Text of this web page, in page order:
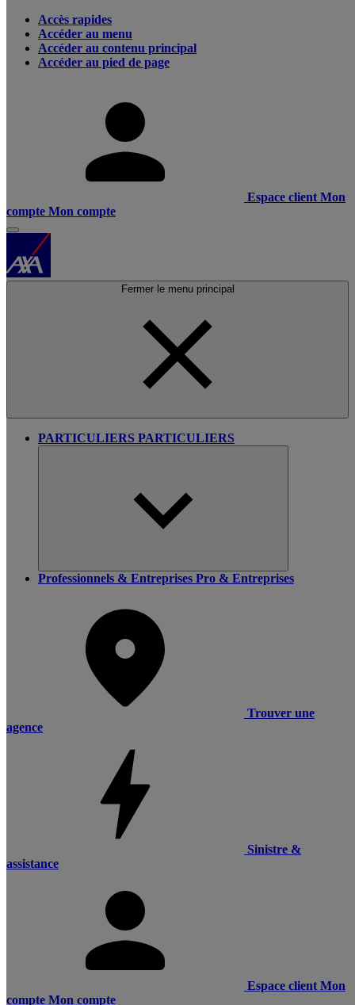
Accès rapides
Accéder au menu
Accéder au contenu principal
Accéder au pied de page
Espace client Mon
compte Mon compte
Fermer le menu principal
PARTICULIERS PARTICULIERS
Professionnels & Entreprises Pro & Entreprises
Trouver une
agence
Sinistre &
assistance
Espace client Mon
compte Mon compte